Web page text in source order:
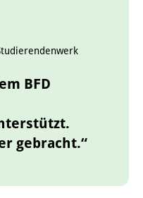
BFD
gebracht.“